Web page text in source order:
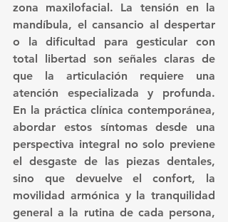
zona maxilofacial. La tensión en la
mandíbula, el cansancio al despertar
o la dificultad para gesticular con
total libertad son señales claras de
que la articulación requiere una
atención especializada y profunda.
En la práctica clínica contemporánea,
abordar estos síntomas desde una
perspectiva integral no solo previene
el desgaste de las piezas dentales,
sino que devuelve el confort, la
movilidad armónica y la tranquilidad
general a la rutina de cada persona,